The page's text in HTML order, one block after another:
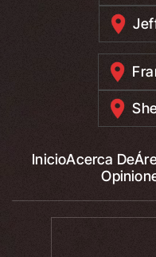
InicioAcerca De